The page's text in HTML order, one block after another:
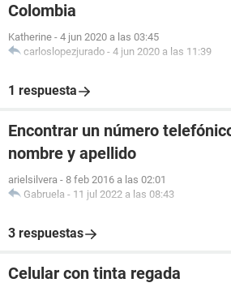
Colombia
Katherine - 4 jun 2020 a las 03:45
carloslopezjurado - 4 jun 2020 a las 11:39
1 respuesta
Encontrar un número
nombre y apellido
arielsilvera - 8 feb 2016 a las 02:01
Gabruela - 11 jul 2022 a las 08:43
3 respuestas
Celular con tinta regada